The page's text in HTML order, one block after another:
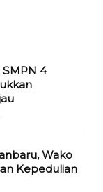
SMPN 4
Wako
Kepedulian